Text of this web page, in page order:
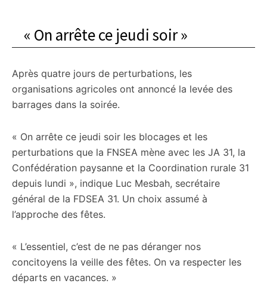
« On arrête ce jeudi soir »
Après quatre jours de perturbations, les
organisations agricoles ont annoncé la levée des
barrages dans la soirée.
« On arrête ce jeudi soir les blocages et les
perturbations que la FNSEA mène avec les JA 31, la
Confédération paysanne et la Coordination rurale 31
depuis lundi », indique Luc Mesbah, secrétaire
général de la FDSEA 31. Un choix assumé à
l’approche des fêtes.
« L’essentiel, c’est de ne pas déranger nos
concitoyens la veille des fêtes. On va respecter les
départs en vacances. »